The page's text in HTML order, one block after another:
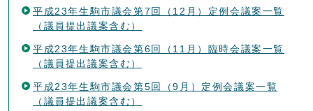
平成23年生駒市議会第7回（12月）定例会議案一覧
（議員提出議案含む）
平成23年生駒市議会第6回（11月）臨時会議案一覧
（議員提出議案含む）
平成23年生駒市議会第5回（9月）定例会議案一覧
（議員提出議案含む）